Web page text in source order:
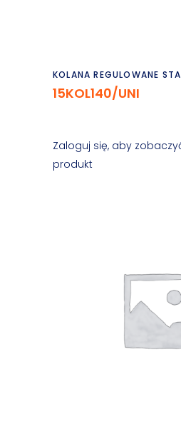
Czytaj
KOLANA REGULOWANE
15KOL140/UNI
Zaloguj się, aby
produkt